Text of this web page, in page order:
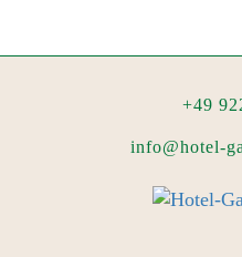
+49
info@hotel-